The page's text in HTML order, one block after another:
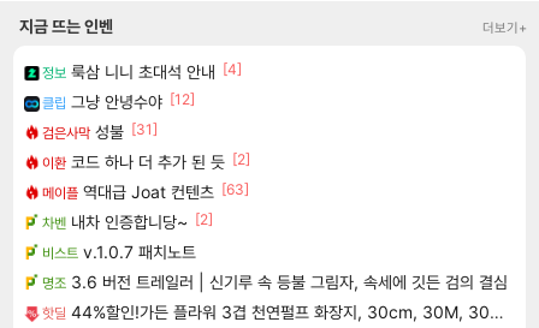
지금 뜨는 인벤 더보기+
정보 룩삼 니니 초대석 안내 [4]
클립 그냥 안녕수야 [12]
검은사막 성불 [31]
이환 코드 하나 더 추가 된 듯 [2]
메이플 역대급 Joat 컨텐츠 [63]
차벤 내차 인증합니당~ [2]
비스트 v.1.0.7 패치노트
명조 3.6 버전 트레일러 | 신기루 속 등불 그림자, 속세에 깃든 검의 결심
핫딜 44%할인!가든 플라워 3겹 천연펄프 화장지, 30cm, 30M, 30롤, 2팩